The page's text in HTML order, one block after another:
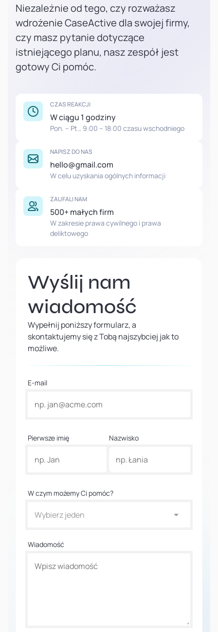
Niezależnie od tego, czy rozważasz
wdrożenie CaseActive dla swojej firmy,
czy masz pytanie dotyczące
istniejącego planu, nasz zespół jest
gotowy Ci pomóc.
CZAS REAKCJI
W ciągu 1 godziny
Pon. – Pt., 9:00 – 18:00 czasu wschodniego
NAPISZ DO NAS
hello@gmail.com
W celu uzyskania ogólnych informacji
ZAUFALI NAM
500+ małych firm
W zakresie prawa cywilnego i prawa
deliktowego
Wyślij nam
wiadomość
Wypełnij poniższy formularz, a
skontaktujemy się z Tobą najszybciej jak to
możliwe.
E-mail
Pierwsze imię Nazwisko
W czym możemy Ci pomóc?
Wybierz jeden
Wiadomość